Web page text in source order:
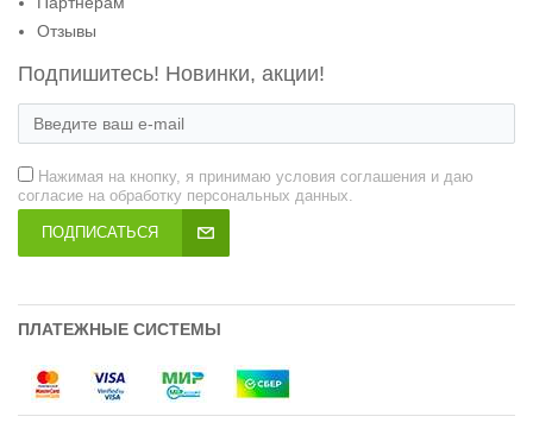
Отзывы
Подпишитесь! Новинки, акции!
Нажимая на кнопку, я принимаю условия соглашения и даю
согласие на обработку персональных данных.
ПОДПИСАТЬСЯ
ПЛАТЕЖНЫЕ СИСТЕМЫ